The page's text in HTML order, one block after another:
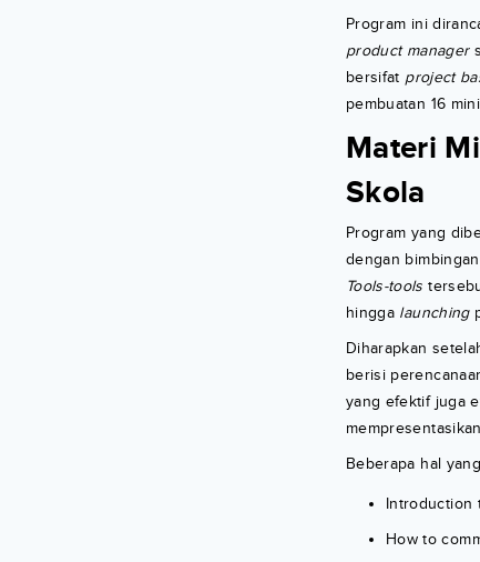
Program ini
product manager
bersifat project
pembuatan 16
Materi
Skola
Program yang
dengan
Tools-tools
hingga launching
Diharapkan
berisi
yang efektif juga
Beberapa hal
Introduction
How to